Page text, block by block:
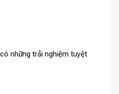
những trải nghiệm tuyệt